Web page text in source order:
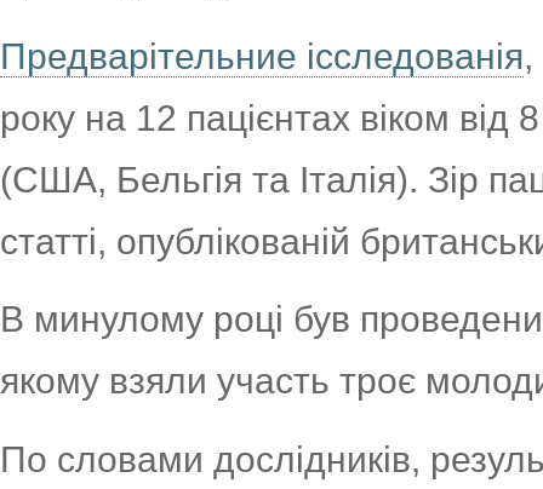
Предварітельние ісследованія
року на 12 пацієнтах віком від
(США, Бельгія та Італія). Зір
статті, опублікованій
В минулому році був
якому взяли участь троє
По словами дослідників,